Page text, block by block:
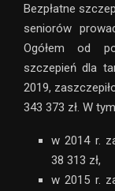
Bezpłatne
seniorów
Ogółem od
szczepień dla
2019,
343 373 zł. W
w 2014 r.
38 313 zł,
w 2015 r.